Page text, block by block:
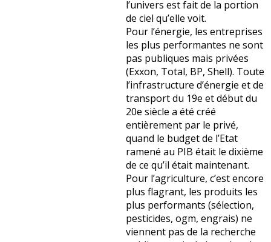
l’univers est fait de la portion
de ciel qu’elle voit.
Pour l’énergie, les entreprises
les plus performantes ne sont
pas publiques mais privées
(Exxon, Total, BP, Shell). Toute
l’infrastructure d’énergie et de
transport du 19e et début du
20e siècle a été créé
entièrement par le privé,
quand le budget de l’Etat
ramené au PIB était le dixième
de ce qu’il était maintenant.
Pour l’agriculture, c’est encore
plus flagrant, les produits les
plus performants (sélection,
pesticides, ogm, engrais) ne
viennent pas de la recherche